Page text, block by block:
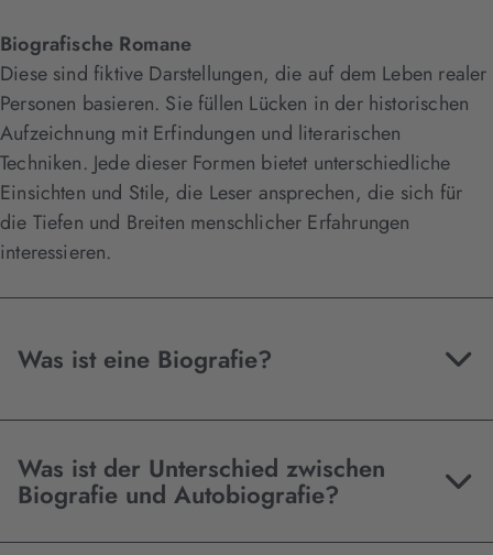
Biografische Romane
Diese sind fiktive Darstellungen, die auf dem Leben realer
Personen basieren. Sie füllen Lücken in der historischen
Aufzeichnung mit Erfindungen und literarischen
Techniken. Jede dieser Formen bietet unterschiedliche
Einsichten und Stile, die Leser ansprechen, die sich für
die Tiefen und Breiten menschlicher Erfahrungen
interessieren.
Was ist eine Biografie?
Was ist der Unterschied zwischen
Biografie und Autobiografie?